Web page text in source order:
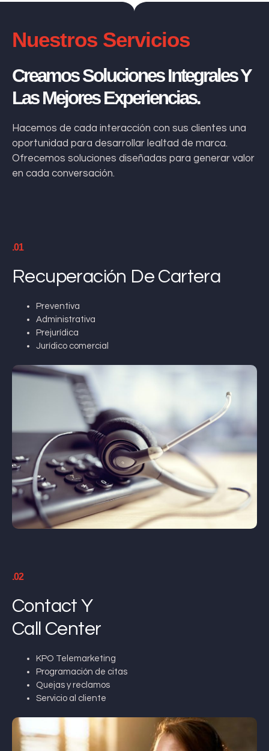
Nuestros Servicios
Creamos Soluciones Integrales Y
Las Mejores Experiencias.
Hacemos de cada interacción con sus clientes una
oportunidad para desarrollar lealtad de marca.
Ofrecemos soluciones diseñadas para generar valor
en cada conversación.
.01
Recuperación De Cartera
Preventiva
Administrativa
Prejurídica
Jurídico comercial
.02
Contact Y
Call Center
KPO Telemarketing
Programación de citas
Quejas y reclamos
Servicio al cliente